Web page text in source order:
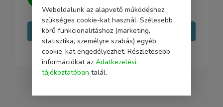
minden kérdésedre választ adni.
Írj nekünk
Weboldalunk az alapvető működéshez
szükséges cookie-kat használ. Szélesebb
körű funkcionalitáshoz (marketing,
statisztika, személyre szabás) egyéb
cookie-kat engedélyezhet. Részletesebb
információkat az Adatkezelési
tájékoztatóban talál.